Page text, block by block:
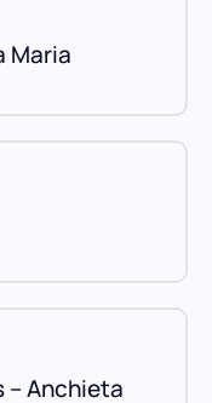
Maria
– Anchieta